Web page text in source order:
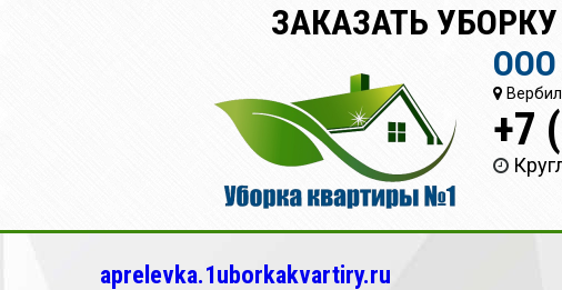
ЗАКАЗАТЬ
ООО
+7
aprelevka.1uborkakvartiry.ru